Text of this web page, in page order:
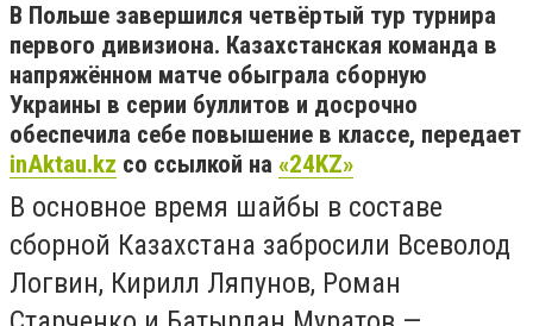
В Польше завершился четвёртый тур турнира
первого дивизиона. Казахстанская команда в
напряжённом матче обыграла сборную
Украины в серии буллитов и досрочно
обеспечила себе повышение в классе, передает
inAktau.kz со ссылкой на «24KZ»
В основное время шайбы в составе
сборной Казахстана забросили Всеволод
Логвин, Кирилл Ляпунов, Роман